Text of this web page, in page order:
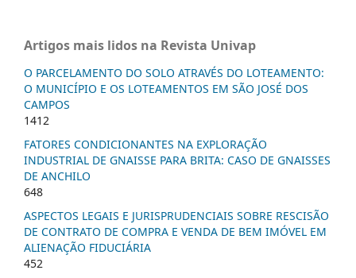
Artigos mais lidos na Revista Univap
O PARCELAMENTO DO SOLO ATRAVÉS DO LOTEAMENTO:
O MUNICÍPIO E OS LOTEAMENTOS EM SÃO JOSÉ DOS
CAMPOS
1412
FATORES CONDICIONANTES NA EXPLORAÇÃO
INDUSTRIAL DE GNAISSE PARA BRITA: CASO DE GNAISSES
DE ANCHILO
648
ASPECTOS LEGAIS E JURISPRUDENCIAIS SOBRE RESCISÃO
DE CONTRATO DE COMPRA E VENDA DE BEM IMÓVEL EM
ALIENAÇÃO FIDUCIÁRIA
452